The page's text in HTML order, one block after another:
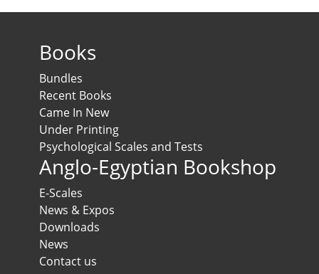
Books
Bundles
Recent Books
Came In New
Under Printing
Psychological Scales and Tests
Anglo-Egyptian Bookshop
E-Scales
News & Expos
Downloads
News
Contact us